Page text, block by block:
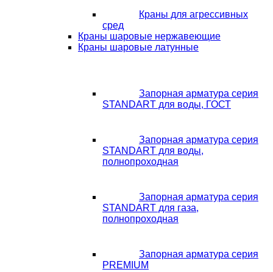
Краны для агрессивных
сред
Краны шаровые нержавеющие
Краны шаровые латунные
Запорная арматура серия
STANDART для воды, ГОСТ
Запорная арматура серия
STANDART для воды,
полнопроходная
Запорная арматура серия
STANDART для газа,
полнопроходная
Запорная арматура серия
PREMIUM